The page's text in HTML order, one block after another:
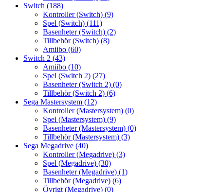
Switch (188)
Kontroller (Switch) (9)
Spel (Switch) (111)
Basenheter (Switch) (2)
Tillbehör (Switch) (8)
Amiibo (60)
Switch 2 (43)
Amiibo (10)
Spel (Switch 2) (27)
Basenheter (Switch 2) (0)
Tillbehör (Switch 2) (6)
Sega Mastersystem (12)
Kontroller (Mastersystem) (0)
Spel (Mastersystem) (9)
Basenheter (Mastersystem) (0)
Tillbehör (Mastersystem) (3)
Sega Megadrive (40)
Kontroller (Megadrive) (3)
Spel (Megadrive) (30)
Basenheter (Megadrive) (1)
Tillbehör (Megadrive) (6)
Övrigt (Megadrive) (0)